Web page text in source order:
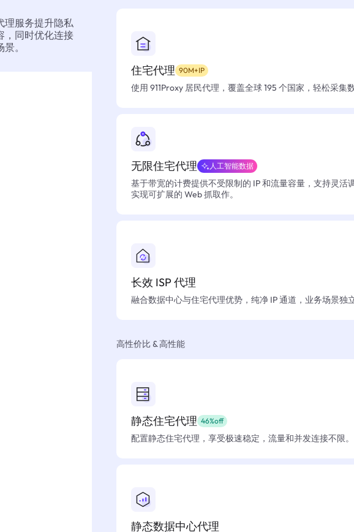
理服务提升隐私
，同时优化连接
。
住宅代理 90M+IP
使用 911Proxy 居民代理，覆盖全球 195 个国家，轻松采集
无限住宅代理 人工智能数据
基于带宽的计费提供不受限制的 IP 和流量容量，支持灵活
实现可扩展的 Web 抓取作。
长效 ISP 代理
融合数据中心与住宅代理优势，纯净 IP 通道，业务场景独立
高性价比 & 高性能
静态住宅代理 46%off
配置静态住宅代理，享受极速稳定，流量和并发连接不限。
静态数据中心代理